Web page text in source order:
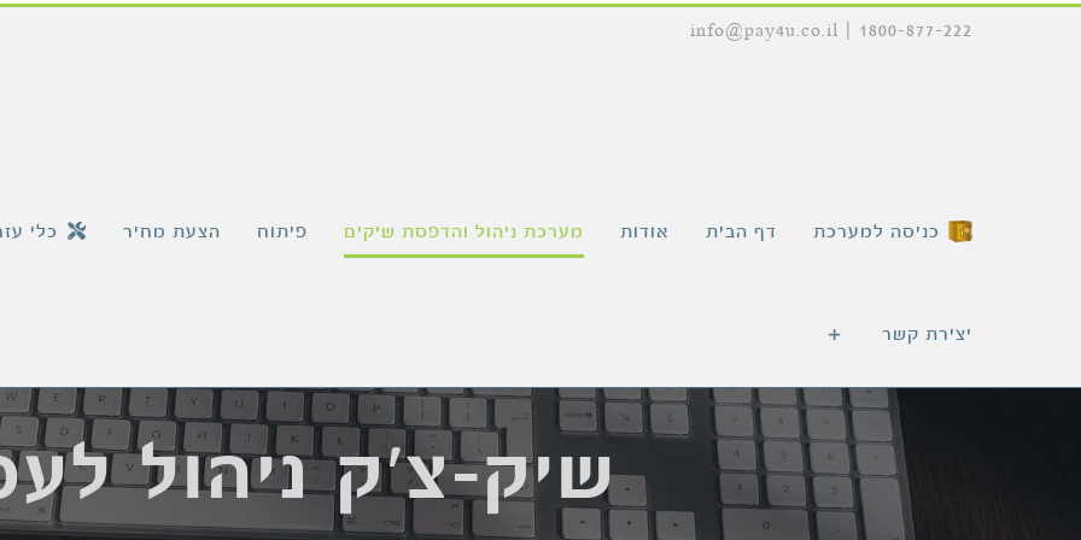
1800-877-222
info@pay4u.co.il
כניסה למערכת דף הבית אודות מערכת ניהול והדפסת שיקים פיתוח הצעת מחיר כלי
יצירת קשר
שיק-צ'ק ניהול